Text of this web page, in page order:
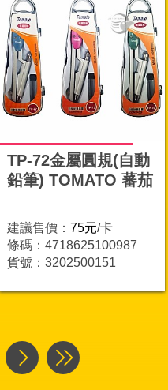
TP-72金屬圓規(自動
鉛筆) TOMATO 蕃茄
建議售價： 75元/卡
條碼：4718625100987
貨號：3202500151